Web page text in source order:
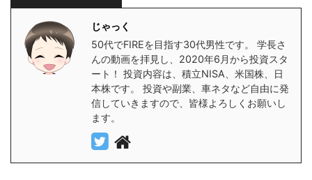
じゃっく
50代でFIREを目指す30代男性です。 学長さ
んの動画を拝見し、2020年6月から投資スタ
ート！ 投資内容は、積立NISA、米国株、日
本株です。 投資や副業、車ネタなど自由に発
信していきますので、皆様よろしくお願いし
ます。